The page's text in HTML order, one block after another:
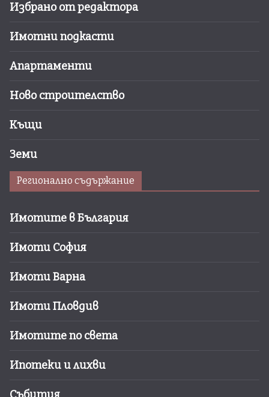
Избрано от редактора
Имотни подкасти
Апартаменти
Ново строителство
Къщи
Земи
Регионално съдържание
Имотите в България
Имоти София
Имоти Варна
Имоти Пловдив
Имотите по света
Ипотеки и лихви